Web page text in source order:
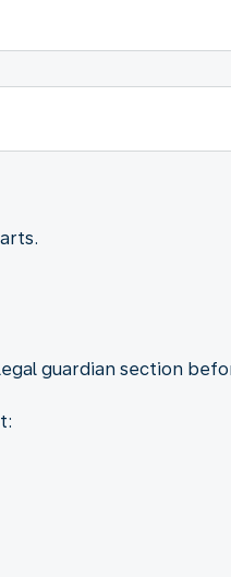
guardian section